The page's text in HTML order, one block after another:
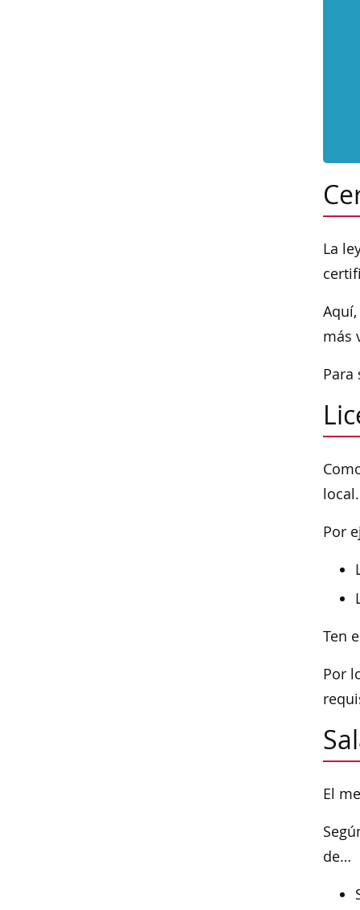
La
más
Para
local.
Por
Ten
Por
El
de…